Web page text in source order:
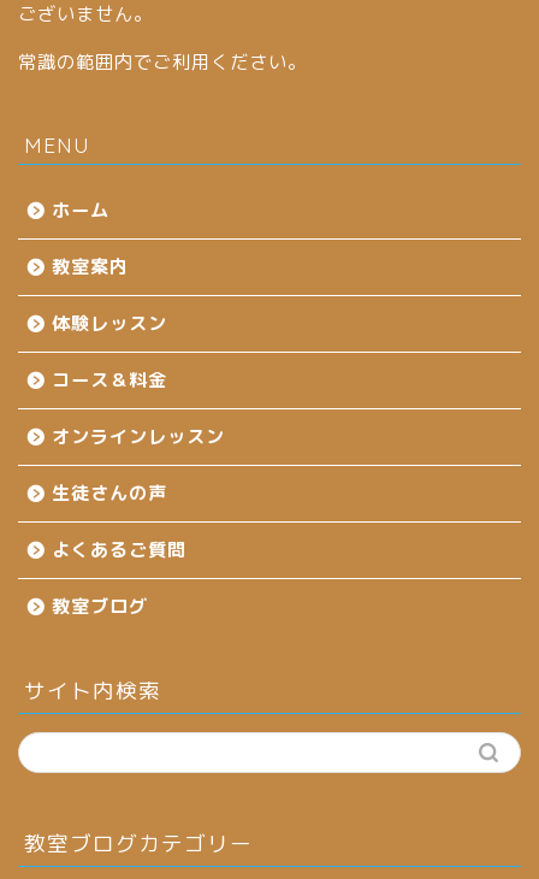
ございません。
常識の範囲内でご利用ください。
MENU
ホーム
教室案内
体験レッスン
コース＆料金
オンラインレッスン
生徒さんの声
よくあるご質問
教室ブログ
サイト内検索
教室ブログカテゴリー